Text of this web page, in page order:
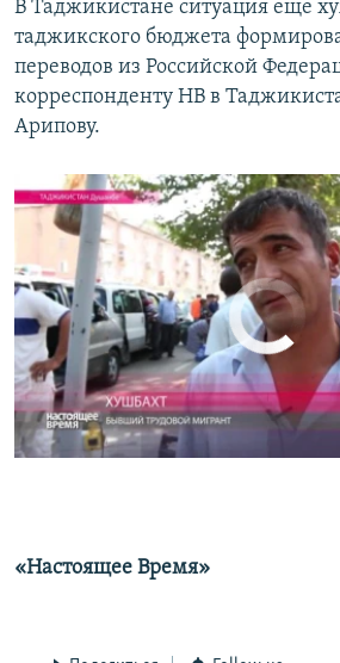
В Таджикистане ситуация еще
таджикского бюджета
переводов из Российской
корреспонденту НВ в
Арипову.
No media source
«Настоящее Время»